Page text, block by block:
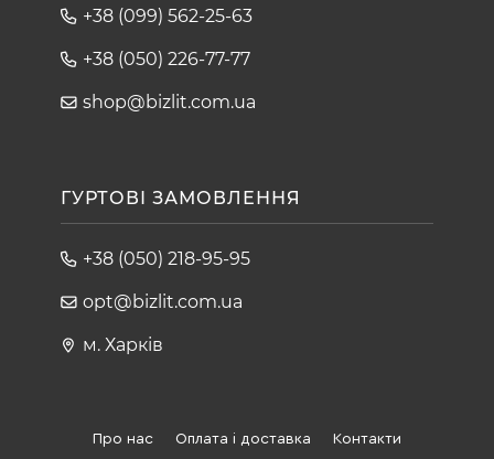
+38 (099) 562-25-63
+38 (050) 226-77-77
shop@bizlit.com.ua
ГУРТОВІ ЗАМОВЛЕННЯ
+38 (050) 218-95-95
opt@bizlit.com.ua
м. Харків
Про нас Оплата і доставка Контакти